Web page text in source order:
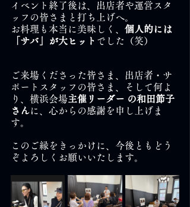
イベント終了後は、出店者や運営スタ
ッフの皆さまと打ち上げへ。
お料理も本当に美味しく、 個人的には
「サバ」が大ヒット でした（笑）
ご来場くださった皆さま、出店者・サ
ポートスタッフの皆さま、そして何よ
り、横浜会場主催リーダー の和田節子
さんに、心からの感謝を申し上げま
す。
このご縁をきっかけに、今後ともどう
ぞよろしくお願いいたします。